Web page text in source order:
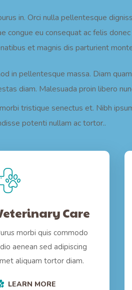
in. Orci nulla pellentesque
congue eu consequat ac felis
et magnis dis parturient
in pellentesque massa. Diam
diam. Malesuada proin libero
tristique senectus et. Nibh
potenti nullam ac tortor..
Care
morbi quis commodo
aenean sed adipiscing
aliquam tortor diam.
LEARN MORE